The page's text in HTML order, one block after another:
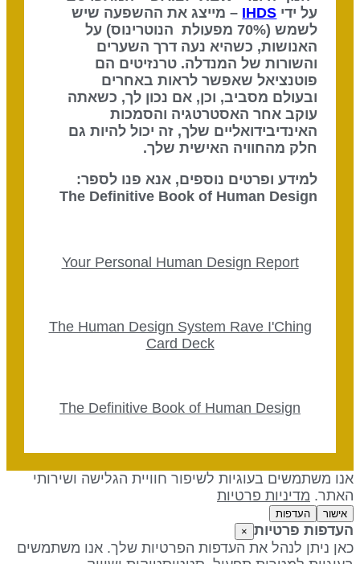
על ידיIHDS – מייצג את ההשפעה שיש
לשמש (70% מפעולת הנוטרינוס) על
האנושות, כשהיא נעה דרך השערים
והשורות של המנדלה. טרנזיטים הם
פוטנציאל שאפשר לראות באחרים
ובעולם מסביב, וכן, אם נכון לך, כשאתה
עוקב אחר האסטרטגיה והסמכות
האינדיבידואליים שלך, זה יכול להיות גם
חלק מהחוויה האישית שלך.
למידע ופרטים נוספים, אנא פנו לספר:
The Definitive Book of Human Design
Your Personal Human Design Report
The Human Design System Rave I'Ching
Card Deck
The Definitive Book of Human Design
משתמשים בעוגיות לשיפור חוויית הגלישה ושירותי
מדיניות פרטיות
אישור העדפות
פרטיות ×
ניתן לנהל את העדפות הפרטיות שלך. אנו משתמשים